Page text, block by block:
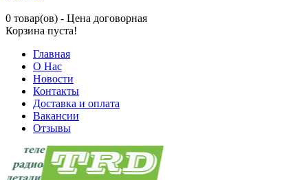
0 товар(ов) - Цена договорная
Корзина пуста!
Главная
О Нас
Новости
Контакты
Доставка и оплата
Вакансии
Отзывы